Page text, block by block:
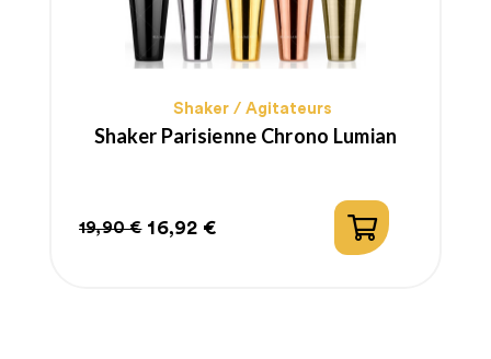
Shaker / Agitateurs
Shaker Parisienne Chrono Lumian
Prix
19,90 €
Prix
16,92 €